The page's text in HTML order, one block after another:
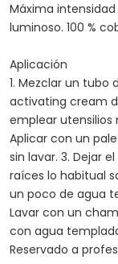
Máxima
luminoso. 100 %
Aplicación
1. Mezclar un
activating cream
emplear utensilios
Aplicar con un
sin lavar. 3. Dejar
raíces lo habitual
un poco de agua
Lavar con un
con agua
Reservado a